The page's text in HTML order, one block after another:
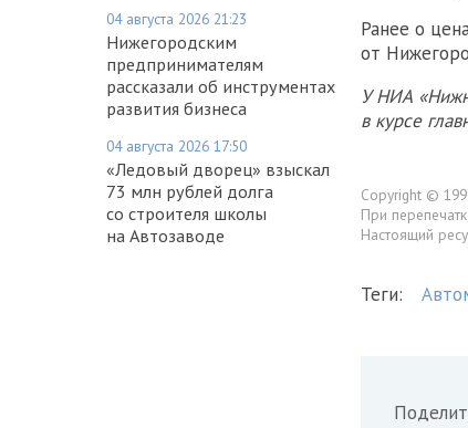
04 августа 2026 21:23
Нижегородским
предпринимателям
рассказали об инструментах
развития бизнеса
04 августа 2026 17:50
«Ледовый дворец» взыскал
73 млн рублей долга
со строителя школы
на Автозаводе
Ранее о
от
У НИА
в курсе
Copyright ©
При
Настоящий
Теги: